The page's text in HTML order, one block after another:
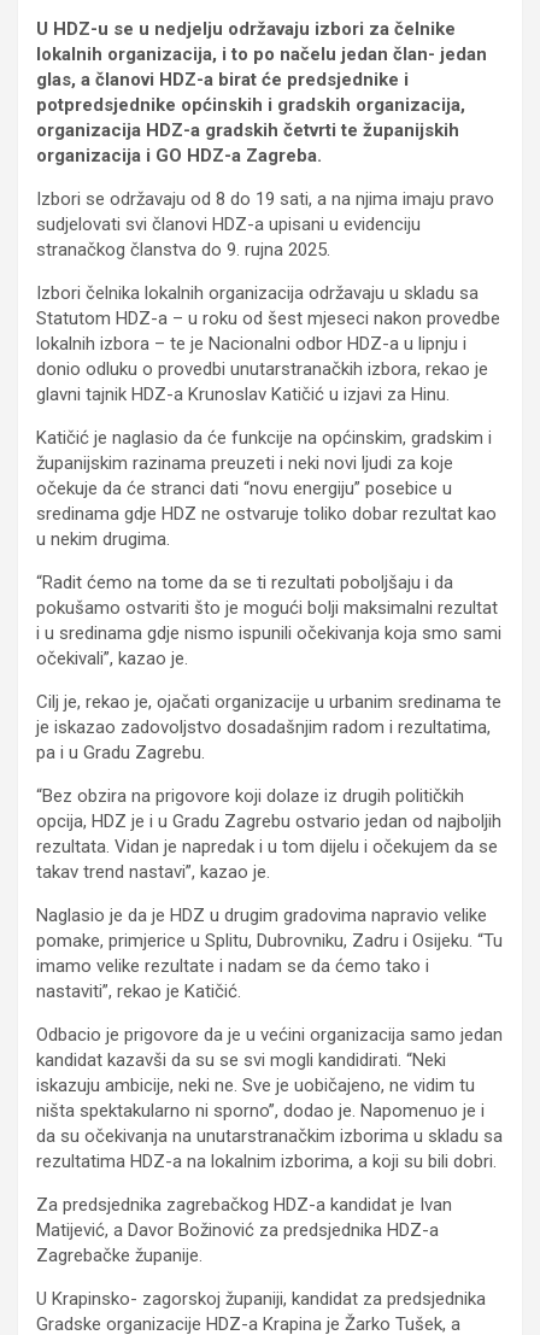
U HDZ-u se u nedjelju održavaju izbori za čelnike
lokalnih organizacija, i to po načelu jedan član- jedan
glas, a članovi HDZ-a birat će predsjednike i
potpredsjednike općinskih i gradskih organizacija,
organizacija HDZ-a gradskih četvrti te županijskih
organizacija i GO HDZ-a Zagreba.
Izbori se održavaju od 8 do 19 sati, a na njima imaju pravo
sudjelovati svi članovi HDZ-a upisani u evidenciju
stranačkog članstva do 9. rujna 2025.
Izbori čelnika lokalnih organizacija održavaju u skladu sa
Statutom HDZ-a – u roku od šest mjeseci nakon provedbe
lokalnih izbora – te je Nacionalni odbor HDZ-a u lipnju i
donio odluku o provedbi unutarstranačkih izbora, rekao je
glavni tajnik HDZ-a Krunoslav Katičić u izjavi za Hinu.
Katičić je naglasio da će funkcije na općinskim, gradskim i
županijskim razinama preuzeti i neki novi ljudi za koje
očekuje da će stranci dati “novu energiju” posebice u
sredinama gdje HDZ ne ostvaruje toliko dobar rezultat kao
u nekim drugima.
“Radit ćemo na tome da se ti rezultati poboljšaju i da
pokušamo ostvariti što je mogući bolji maksimalni rezultat
i u sredinama gdje nismo ispunili očekivanja koja smo sami
očekivali”, kazao je.
Cilj je, rekao je, ojačati organizacije u urbanim sredinama te
je iskazao zadovoljstvo dosadašnjim radom i rezultatima,
pa i u Gradu Zagrebu.
“Bez obzira na prigovore koji dolaze iz drugih političkih
opcija, HDZ je i u Gradu Zagrebu ostvario jedan od najboljih
rezultata. Vidan je napredak i u tom dijelu i očekujem da se
takav trend nastavi”, kazao je.
Naglasio je da je HDZ u drugim gradovima napravio velike
pomake, primjerice u Splitu, Dubrovniku, Zadru i Osijeku. “Tu
imamo velike rezultate i nadam se da ćemo tako i
nastaviti”, rekao je Katičić.
Odbacio je prigovore da je u većini organizacija samo jedan
kandidat kazavši da su se svi mogli kandidirati. “Neki
iskazuju ambicije, neki ne. Sve je uobičajeno, ne vidim tu
ništa spektakularno ni sporno”, dodao je. Napomenuo je i
da su očekivanja na unutarstranačkim izborima u skladu sa
rezultatima HDZ-a na lokalnim izborima, a koji su bili dobri.
Za predsjednika zagrebačkog HDZ-a kandidat je Ivan
Matijević, a Davor Božinović za predsjednika HDZ-a
Zagrebačke županije.
U Krapinsko- zagorskoj županiji, kandidat za predsjednika
Gradske organizacije HDZ-a Krapina je Žarko Tušek, a